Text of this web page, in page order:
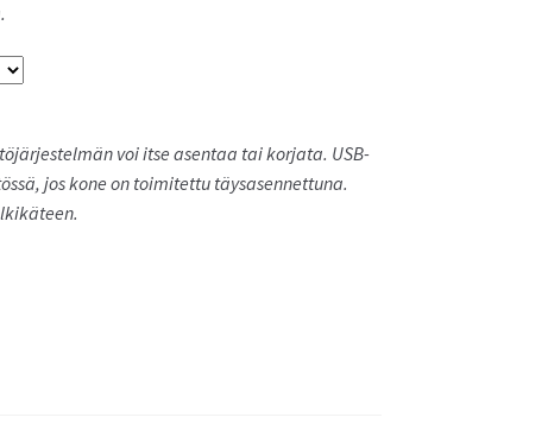
voi itse asentaa tai korjata. USB-
jos kone on toimitettu täysasennettuna.